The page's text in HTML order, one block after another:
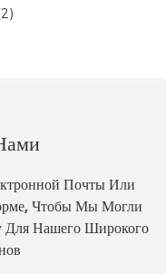
Почты Или
Чтобы Мы Могли
Для Нашего Широкого